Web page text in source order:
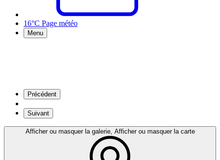
16°C Page météo
Menu
Précédent
Suivant
Afficher ou masquer la galerie, Afficher ou masquer la carte